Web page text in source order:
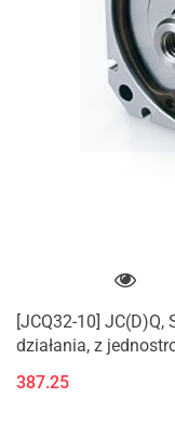
[JCQ32-10]
działania, z
387.25